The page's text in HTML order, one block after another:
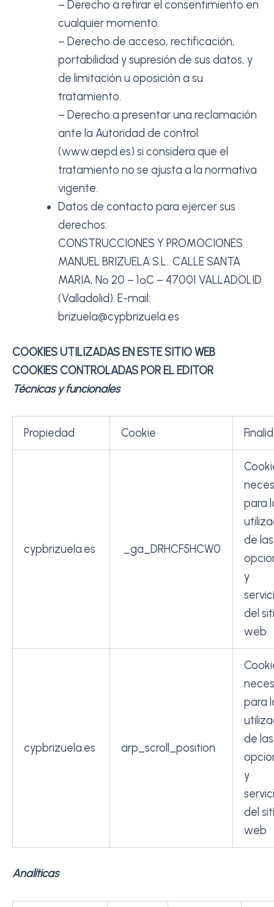
– Derecho a retirar el consentimiento en
cualquier momento.
– Derecho de acceso, rectificación,
portabilidad y supresión de sus datos, y
de limitación u oposición a su
tratamiento.
– Derecho a presentar una reclamación
ante la Autoridad de control
(www.aepd.es) si considera que el
tratamiento no se ajusta a la normativa
vigente.
Datos de contacto para ejercer sus
derechos:
CONSTRUCCIONES Y PROMOCIONES
MANUEL BRIZUELA S.L.. CALLE SANTA
MARIA, Nº 20 – 1ºC – 47001 VALLADOLID
(Valladolid). E-mail:
brizuela@cypbrizuela.es
COOKIES UTILIZADAS EN ESTE SITIO WEB
COOKIES CONTROLADAS POR EL EDITOR
Técnicas y funcionales
Propiedad Cookie
cypbrizuela.es _ga_DRHCF5HCW0
para
de las
y
del
web
cypbrizuela.es arp_scroll_position
para
de las
y
del
web
Analíticas